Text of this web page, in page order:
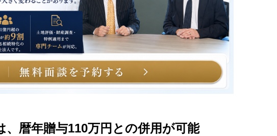
、暦年贈与110万円との併用が可能